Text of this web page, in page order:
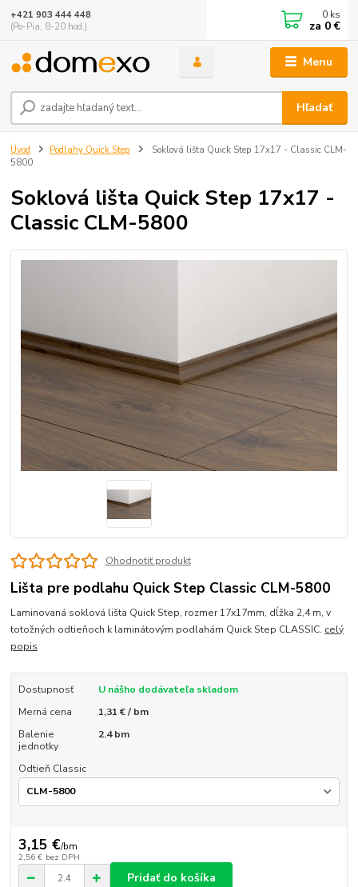
Menu
Hľadať
+421 903 444 448
(Po-Pia, 8-20 hod.)
0 ks
za 0 €
Úvod Podlahy Quick Step
Soklová lišta Quick Step 17x17 - Classic CLM-
5800
Soklová lišta Quick Step 17x17 -
Classic CLM-5800
Ohodnotiť produkt
Lišta pre podlahu Quick Step Classic CLM-5800
Laminovaná soklová lišta Quick Step, rozmer 17x17mm, dĺžka 2,4 m, v
totožných odtieňoch k laminátovým podlahám Quick Step CLASSIC. celý
popis
Dostupnosť
U nášho dodávateľa skladom
Merná cena
1,31 € / bm
Balenie
jednotky
2.4 bm
Odtieň Classic
3,15 €/bm
2,56 € bez DPH
Pridať do košíka